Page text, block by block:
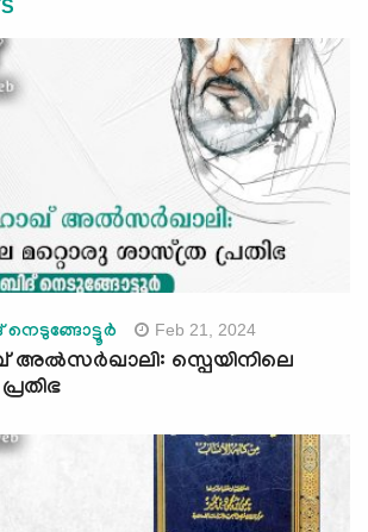
Feb 21, 2024
സ്പെയിനിലെ